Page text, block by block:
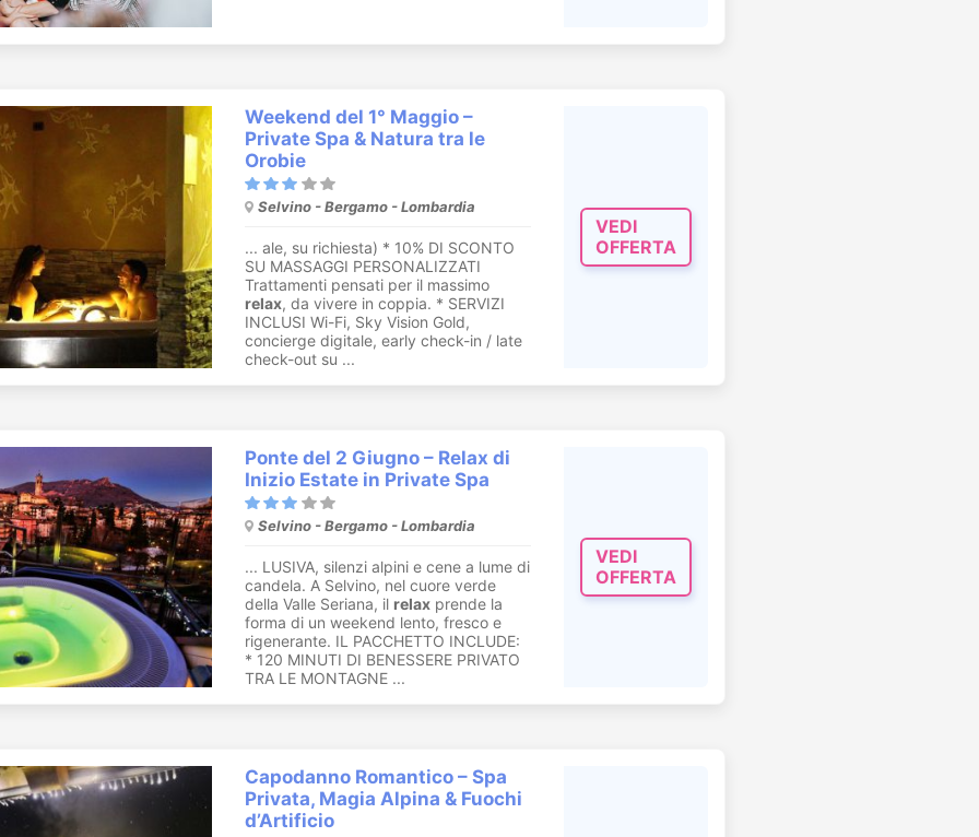
Weekend del 1° Maggio –
Private Spa & Natura tra le
Orobie
Selvino - Bergamo - Lombardia
... ale, su richiesta) * 10% DI SCONTO
SU MASSAGGI PERSONALIZZATI
Trattamenti pensati per il massimo
relax, da vivere in coppia. * SERVIZI
INCLUSI Wi-Fi, Sky Vision Gold,
concierge digitale, early check-in / late
check-out su ...
VEDI
OFFERTA
Ponte del 2 Giugno – Relax di
Inizio Estate in Private Spa
Selvino - Bergamo - Lombardia
... LUSIVA, silenzi alpini e cene a lume di
candela. A Selvino, nel cuore verde
della Valle Seriana, il relaxprende la
forma di un weekend lento, fresco e
rigenerante. IL PACCHETTO INCLUDE:
* 120 MINUTI DI BENESSERE PRIVATO
TRA LE MONTAGNE ...
VEDI
OFFERTA
Capodanno Romantico – Spa
Privata, Magia Alpina & Fuochi
d’Artificio